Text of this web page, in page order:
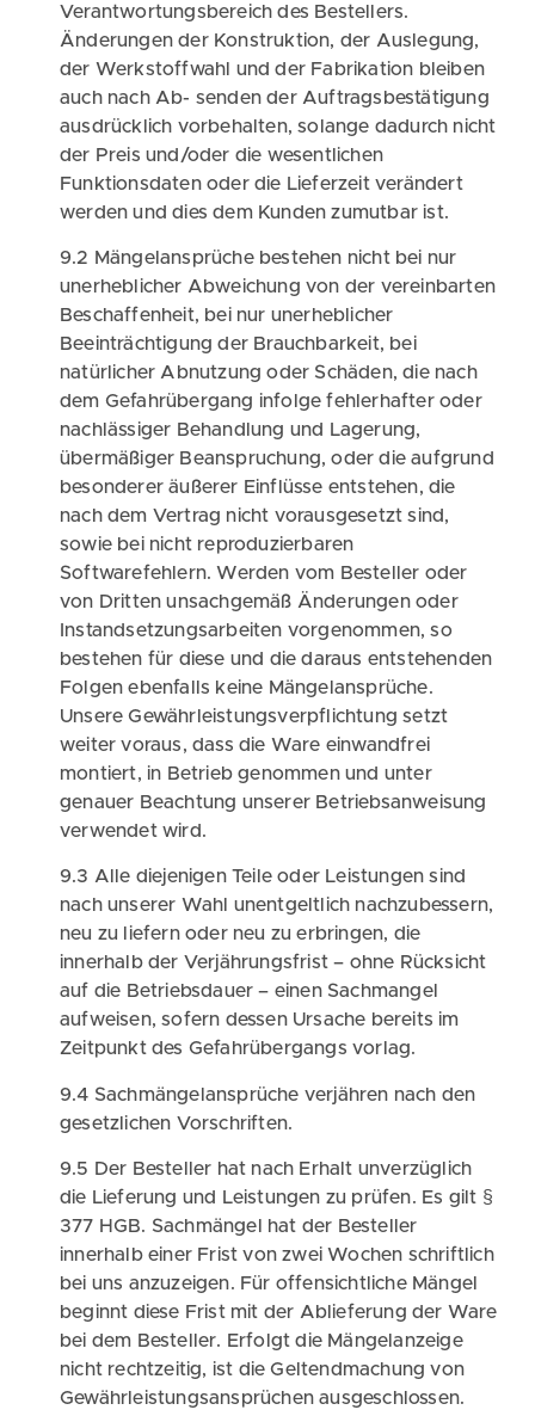
Verantwortungsbereich des Bestellers.
Änderungen der Konstruktion, der Auslegung,
der Werkstoffwahl und der Fabrikation bleiben
auch nach Ab- senden der Auftragsbestätigung
ausdrücklich vorbehalten, solange dadurch nicht
der Preis und/oder die wesentlichen
Funktionsdaten oder die Lieferzeit verändert
werden und dies dem Kunden zumutbar ist.
9.2 Mängelansprüche bestehen nicht bei nur
unerheblicher Abweichung von der vereinbarten
Beschaffenheit, bei nur unerheblicher
Beeinträchtigung der Brauchbarkeit, bei
natürlicher Abnutzung oder Schäden, die nach
dem Gefahrübergang infolge fehlerhafter oder
nachlässiger Behandlung und Lagerung,
übermäßiger Beanspruchung, oder die aufgrund
besonderer äußerer Einflüsse entstehen, die
nach dem Vertrag nicht vorausgesetzt sind,
sowie bei nicht reproduzierbaren
Softwarefehlern. Werden vom Besteller oder
von Dritten unsachgemäß Änderungen oder
Instandsetzungsarbeiten vorgenommen, so
bestehen für diese und die daraus entstehenden
Folgen ebenfalls keine Mängelansprüche.
Unsere Gewährleistungsverpflichtung setzt
weiter voraus, dass die Ware einwandfrei
montiert, in Betrieb genommen und unter
genauer Beachtung unserer Betriebsanweisung
verwendet wird.
9.3 Alle diejenigen Teile oder Leistungen sind
nach unserer Wahl unentgeltlich nachzubessern,
neu zu liefern oder neu zu erbringen, die
innerhalb der Verjährungsfrist – ohne Rücksicht
auf die Betriebsdauer – einen Sachmangel
aufweisen, sofern dessen Ursache bereits im
Zeitpunkt des Gefahrübergangs vorlag.
9.4 Sachmängelansprüche verjähren nach den
gesetzlichen Vorschriften.
9.5 Der Besteller hat nach Erhalt unverzüglich
die Lieferung und Leistungen zu prüfen. Es gilt §
377 HGB. Sachmängel hat der Besteller
innerhalb einer Frist von zwei Wochen schriftlich
bei uns anzuzeigen. Für offensichtliche Mängel
beginnt diese Frist mit der Ablieferung der Ware
bei dem Besteller. Erfolgt die Mängelanzeige
nicht rechtzeitig, ist die Geltendmachung von
Gewährleistungsansprüchen ausgeschlossen.